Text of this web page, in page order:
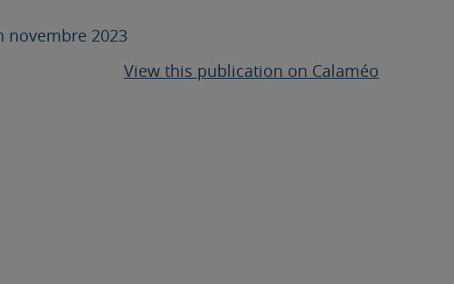
novembre 2023
View this publication on Calaméo